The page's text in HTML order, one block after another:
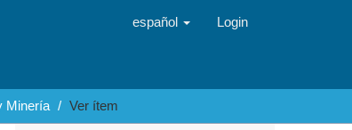
español Login
Minería Ver ítem